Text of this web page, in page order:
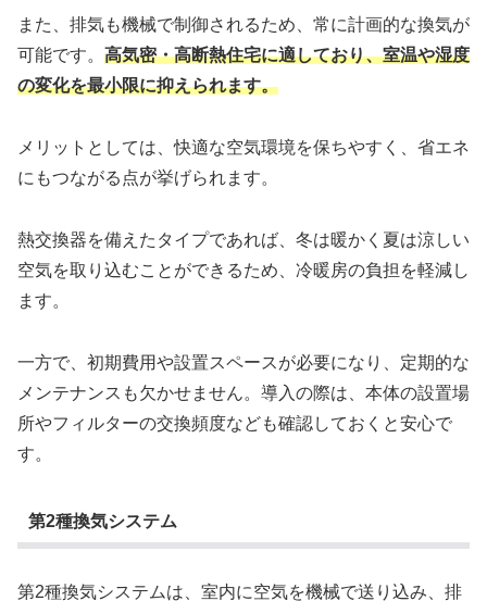
また、排気も機械で制御されるため、常に計画的な換気が
可能です。 高気密・高断熱住宅に適しており、室温や湿度
の変化を最小限に抑えられます。
メリットとしては、快適な空気環境を保ちやすく、省エネ
にもつながる点が挙げられます。
熱交換器を備えたタイプであれば、冬は暖かく夏は涼しい
空気を取り込むことができるため、冷暖房の負担を軽減し
ます。
一方で、初期費用や設置スペースが必要になり、定期的な
メンテナンスも欠かせません。導入の際は、本体の設置場
所やフィルターの交換頻度なども確認しておくと安心で
す。
第2種換気システム
第2種換気システムは、室内に空気を機械で送り込み、排